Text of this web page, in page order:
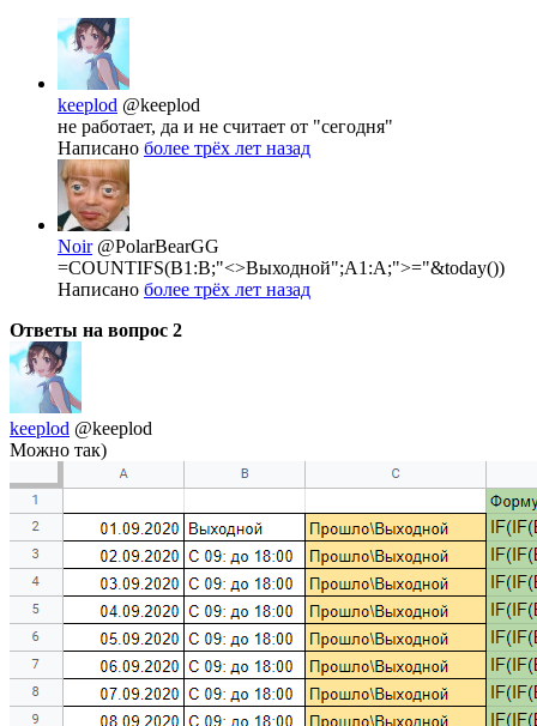
keeplod @keeplod
не работает, да и не считает от "сегодня"
Написано более трёх лет назад
Noir @PolarBearGG
=COUNTIFS(B1:B;"<>Выходной";A1:A;">="&today())
Написано более трёх лет назад
Ответы на вопрос 2
keeplod @keeplod
Можно так)